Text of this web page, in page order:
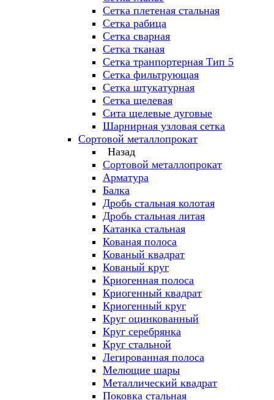
Сетка плетеная стальная
Сетка рабица
Сетка сварная
Сетка тканая
Сетка транпортерная Тип 5
Сетка фильтрующая
Сетка штукатурная
Сетка щелевая
Сита щелевые дуговые
Шарнирная узловая сетка
Сортовой металлопрокат
Назад
Сортовой металлопрокат
Арматура
Балка
Дробь стальная колотая
Дробь стальная литая
Катанка стальная
Кованая полоса
Кованый квадрат
Кованый круг
Криогенная полоса
Криогенный квадрат
Криогенный круг
Круг оцинкованный
Круг серебрянка
Круг стальной
Легированная полоса
Мелющие шары
Металлический квадрат
Поковка стальная